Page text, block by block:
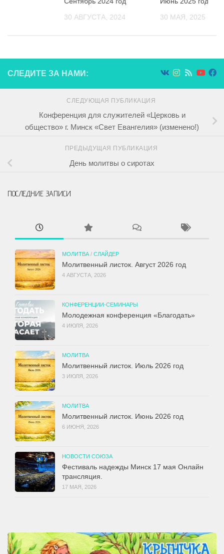
30 АВГУСТА, 2024 30 МАЯ, 2025
СЛЕДИТЕ ЗА НАМИ:
СЛЕДУЮЩАЯ ПУБЛИКАЦИЯ
Конференция для служителей «Церковь и
общество» г. Минск «Свет Евангелия» (изменено!)
ПРЕДЫДУЩАЯ ПУБЛИКАЦИЯ
День молитвы о сиротах
ПОСЛЕДНИЕ ЗАПИСИ
МОЛИТВА / СЛАЙДЕР
Молитвенный листок. Август 2026 год
4 АВГУСТА, 2026
КОНФЕРЕНЦИИ-СЕМИНАРЫ
Молодежная конференция «Благодать»
4 ИЮЛЯ, 2026
МОЛИТВА
Молитвенный листок. Июль 2026 год
3 ИЮЛЯ, 2026
МОЛИТВА
Молитвенный листок. Июнь 2026 год
6 ИЮНЯ, 2026
НОВОСТИ СОЮЗА
Фестиваль надежды Минск 17 мая Онлайн
трансляция.
17 МАЯ, 2026